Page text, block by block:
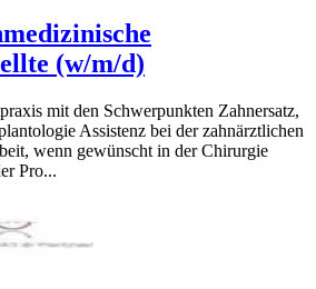
(w/m/d)
mit den Schwerpunkten Zahnersatz,
Assistenz bei der zahnärztlichen
wenn gewünscht in der Chirurgie
Pro...